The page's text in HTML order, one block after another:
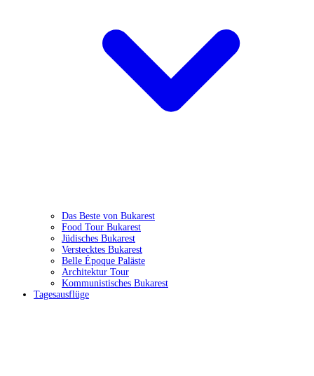
Das Beste von Bukarest
Food Tour Bukarest
Jüdisches Bukarest
Verstecktes Bukarest
Belle Époque Paläste
Architektur Tour
Kommunistisches Bukarest
Tagesausflüge